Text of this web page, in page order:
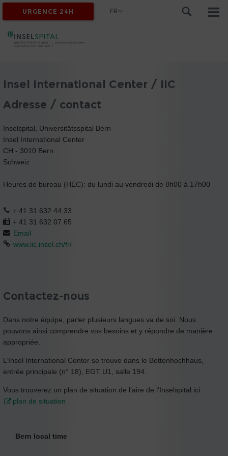
URGENCE 24H FR
Insel International Center / IIC
Adresse / contact
Inselspital, Universitätsspital Bern
Insel International Center
CH - 3010 Bern
Schweiz
Heures de bureau (HEC): du lundi au vendredi de 8h00 à 17h00
+ 41 31 632 44 33
+ 41 31 632 07 65
Email
www.iic.insel.ch/fr/
Contactez-nous
Dans notre équipe, parler plusieurs langues va de soi. Nous
pouvons ainsi comprendre vos besoins et y répondre de manière
appropriée.
L’Insel International Center se trouve dans le Bettenhochhaus,
entrée principale (n° 18), EGT U1, salle 194.
Vous trouverez un plan de situation de l’aire de l’Inselspital ici :
plan de situation
Bern local time